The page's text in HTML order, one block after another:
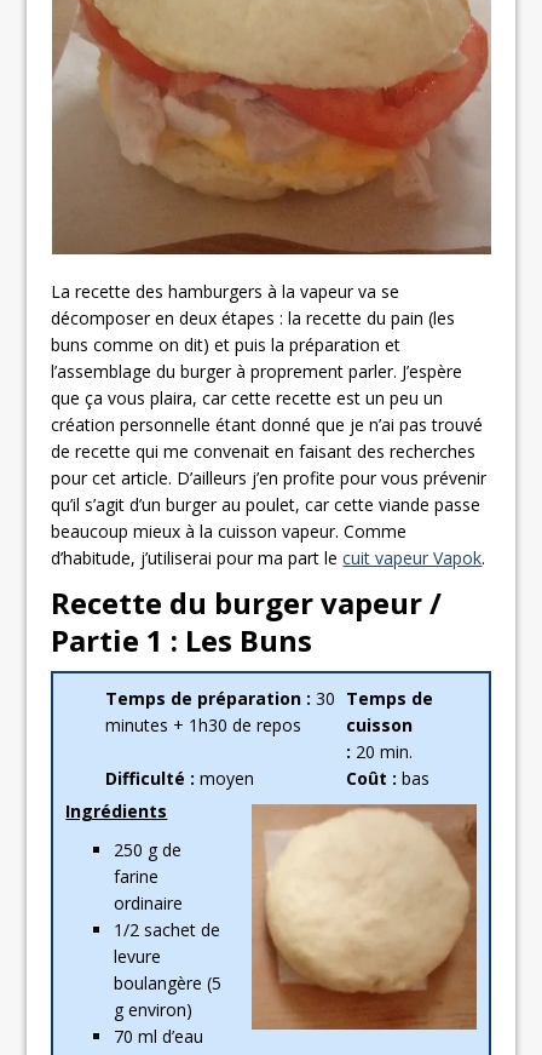
La recette des hamburgers à la vapeur va se
décomposer en deux étapes : la recette du pain (les
buns comme on dit) et puis la préparation et
l’assemblage du burger à proprement parler. J’espère
que ça vous plaira, car cette recette est un peu un
création personnelle étant donné que je n’ai pas trouvé
de recette qui me convenait en faisant des recherches
pour cet article. D’ailleurs j’en profite pour vous prévenir
qu’il s’agit d’un burger au poulet, car cette viande passe
beaucoup mieux à la cuisson vapeur. Comme
d’habitude, j’utiliserai pour ma part lecuit vapeur Vapok.
Recette du burger vapeur /
Partie 1 : Les Buns
Temps de préparation : 30
minutes + 1h30 de repos
Temps de
cuisson
: 20 min.
Difficulté :moyen Coût : bas
Ingrédients
250 g de
farine
ordinaire
1/2 sachet de
levure
boulangère (5
g environ)
70 ml d’eau